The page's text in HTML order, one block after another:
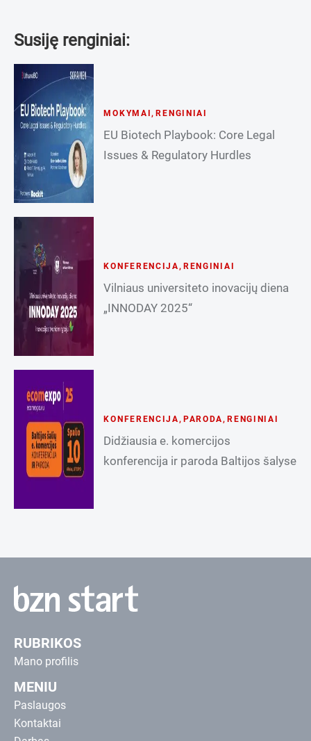
Susiję renginiai:
MOKYMAI ,RENGINIAI
EU Biotech Playbook: Core Legal
Issues & Regulatory Hurdles
KONFERENCIJA , RENGINIAI
Vilniaus universiteto inovacijų diena
„INNODAY 2025“
KONFERENCIJA , PARODA ,RENGINIAI
Didžiausia e. komercijos
konferencija ir paroda Baltijos šalyse
RUBRIKOS
Mano profilis
MENIU
Paslaugos
Kontaktai